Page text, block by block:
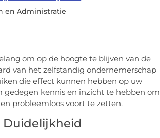
en Administratie
om op de hoogte te blijven van de
van het zelfstandig ondernemerschap
die effect kunnen hebben op uw
gedegen kennis en inzicht te hebben om
probleemloos voort te zetten.